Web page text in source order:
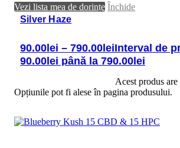
Vezi lista mea de dorințe Închide
Silver Haze
90.00 lei – 790.00 leiInterval de
90.00lei până la 790.00lei
Acest produs
Opțiunile pot fi alese în pagina produsului.